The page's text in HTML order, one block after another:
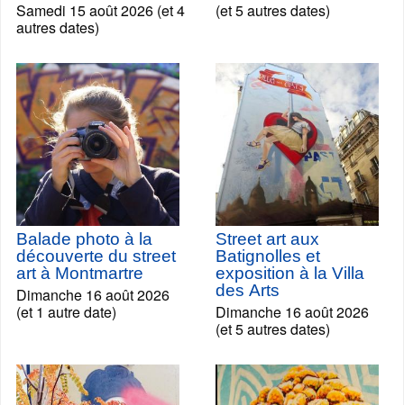
Samedi 15 août 2026 (et 4
autres dates)
(et 5 autres dates)
Balade photo à la
découverte du street
art à Montmartre
Dimanche 16 août 2026
(et 1 autre date)
Street art aux
Batignolles et
exposition à la Villa
des Arts
Dimanche 16 août 2026
(et 5 autres dates)